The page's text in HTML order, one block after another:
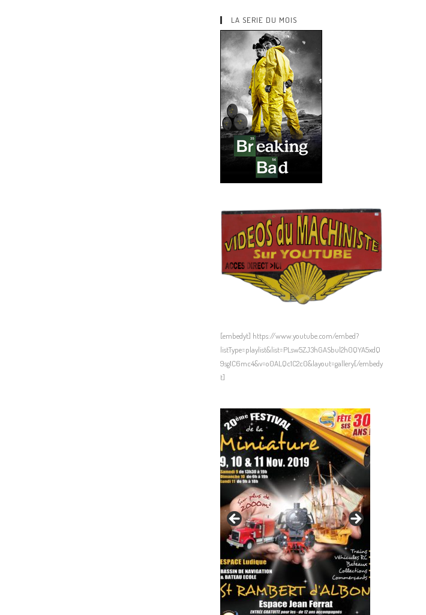
LA SERIE DU MOIS
[embedyt] https://www.youtube.com/embed?
listType=playlist&list=PLsw5ZJ3hGASbul2h0QYA5xdQ
9sg1C6mc4&v=o0ALQc1C2c0&layout=gallery[/embedy
t]